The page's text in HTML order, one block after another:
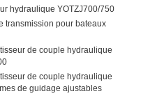
hydraulique YOTZJ700/750
transmission pour bateaux
de couple hydraulique
de couple hydraulique
de guidage ajustables